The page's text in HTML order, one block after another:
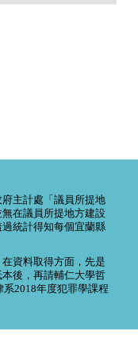
府主計處「議員所提地
在議員所提地方建設
統計得知每個宜蘭縣
資料取得方面，先是
後，再請輔仁大學哲
2018年度犯罪學課程